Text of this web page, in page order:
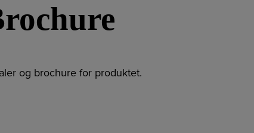
og brochure for produktet.